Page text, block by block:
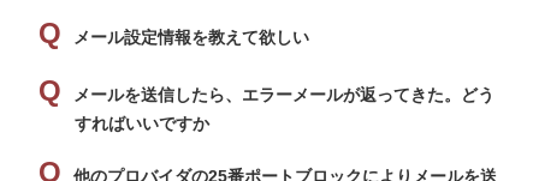
メール設定情報を教えて欲しい
メールを送信したら、エラーメールが返ってきた。どう
すればいいですか
他のプロバイダの25番ポートブロックによりメールを送